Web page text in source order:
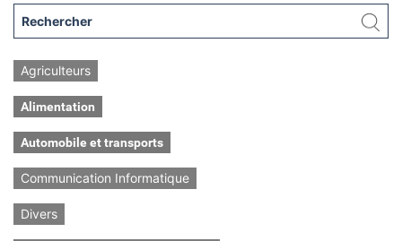
Agriculteurs
Alimentation
Automobile et transports
Communication Informatique
Divers